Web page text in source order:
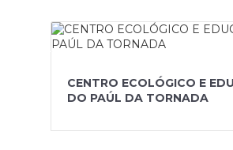
CENTRO ECOLÓGICO E
DO PAÚL DA TORNADA